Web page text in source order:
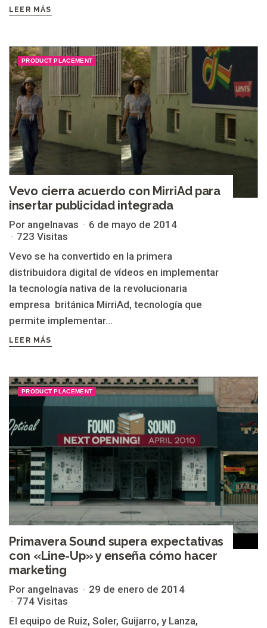
LEER MÁS
PRODUCT PLACEMENT
Vevo cierra acuerdo con MirriAd para
insertar publicidad integrada
Por angelnavas
6 de mayo de 2014
723 Visitas
Vevo se ha convertido en la primera
distribuidora digital de vídeos en implementar
la tecnología nativa de la revolucionaria
empresa británica MirriAd, tecnología que
permite implementar...
LEER MÁS
PRODUCT PLACEMENT
Primavera Sound supera expectativas
con «Line-Up» y enseña cómo hacer
marketing
Por angelnavas
29 de enero de 2014
774 Visitas
El equipo de Ruiz, Soler, Guijarro, y Lanza,